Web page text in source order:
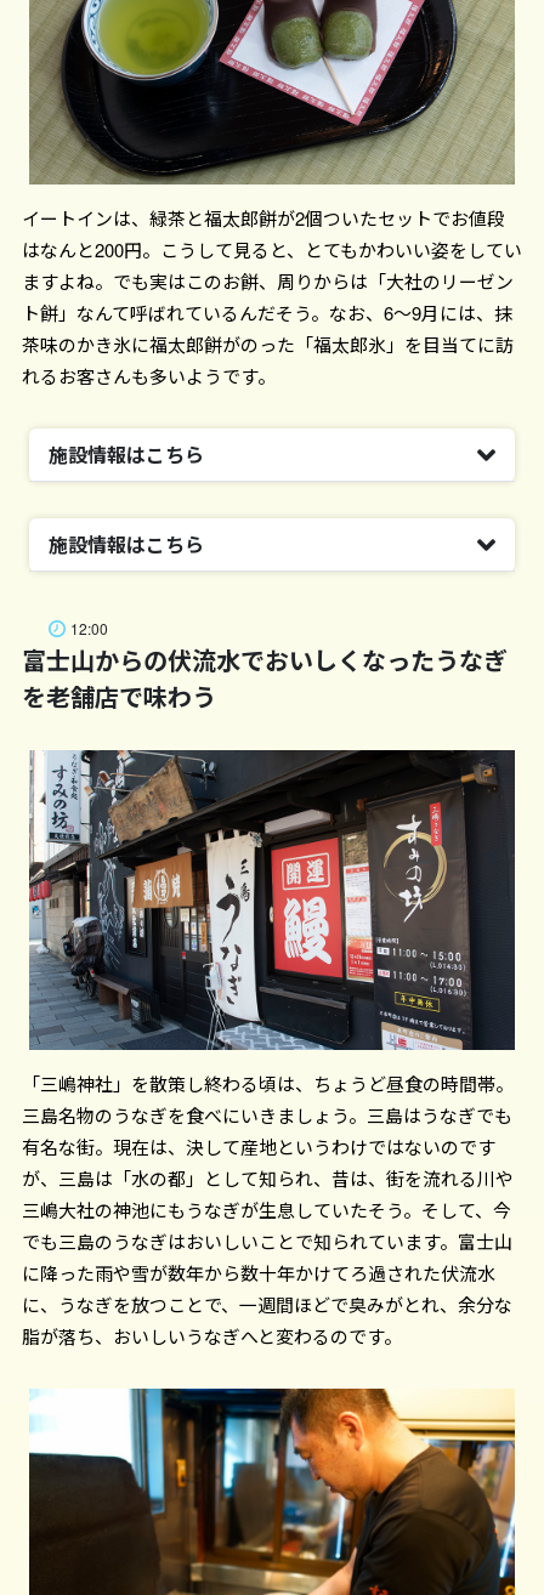
イートインは、緑茶と福太郎餅が2個ついたセットでお値段
はなんと200円。こうして見ると、とてもかわいい姿をしてい
ますよね。でも実はこのお餅、周りからは「大社のリーゼン
ト餅」なんて呼ばれているんだそう。なお、6〜9月には、抹
茶味のかき氷に福太郎餅がのった「福太郎氷」を目当てに訪
れるお客さんも多いようです。
施設情報はこちら
三嶋大社
住所
電話番号
055-975-0172
乗用車55台（1時間ごとに200円） ※正月、例祭期間
は閉鎖
※施設に属する情報に関しましては、予告なく変更と
なる可能性がございます。ご訪問の際は各施設のホー
ムページ等で最新の情報をご確認いただきますようお
願いいたします。
施設情報はこちら
福太郎本舗
住所
静岡県三島市大宮町2-1-5
055-981-2900
営業時間
8:00〜16:30
休業日
無休
※施設に属する情報に関しましては、予告なく変更と
なる可能性がございます。ご訪問の際は各施設のホー
願いいたします。
12:00
富士山からの伏流水でおいしくなったうなぎ
を老舗店で味わう
「三嶋神社」を散策し終わる頃は、ちょうど昼食の時間帯。
三島名物のうなぎを食べにいきましょう。三島はうなぎでも
有名な街。現在は、決して産地というわけではないのです
が、三島は「水の都」として知られ、昔は、街を流れる川や
三嶋大社の神池にもうなぎが生息していたそう。そして、今
でも三島のうなぎはおいしいことで知られています。富士山
に降った雨や雪が数年から数十年かけてろ過された伏流水
に、うなぎを放つことで、一週間ほどで臭みがとれ、余分な
脂が落ち、おいしいうなぎへと変わるのです。